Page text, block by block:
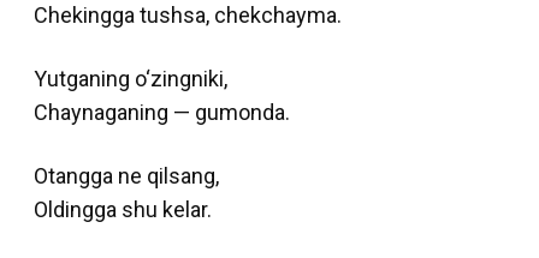
Chekingga tushsa, chekchayma.
Yutganing o‘zingniki,
Chaynaganing — gumonda.
Otangga ne qilsang,
Oldingga shu kelar.